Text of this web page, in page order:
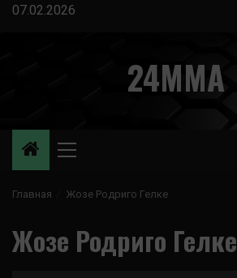
Перейти
07.02.2026
24MMA
Основное
Главная Жозе Родриго Гелке
Жозе Родриго Гелке